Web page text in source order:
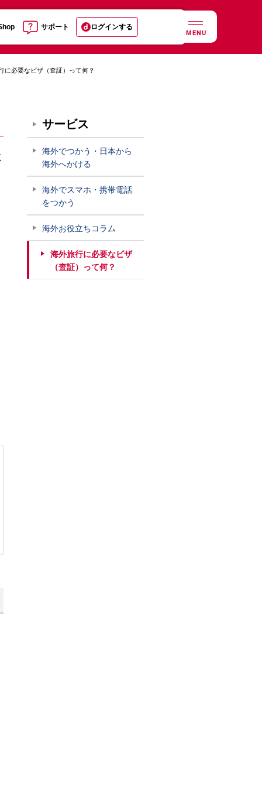
サポート ログインする
MENU
に必要なビザ（査証）って何？
サービス
海外でつかう・日本から
海外へかける
海外でスマホ・携帯電話
をつかう
海外お役立ちコラム
海外旅行に必要なビザ
（査証）って何？